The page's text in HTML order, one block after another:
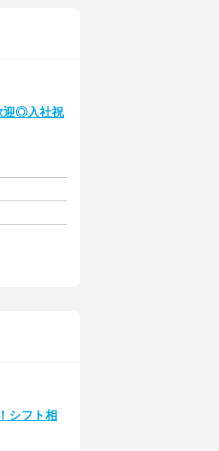
迎◎入社祝
シフト相